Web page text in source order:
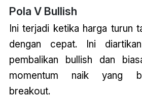
Pola V Bullish
Ini terjadi ketika harga turun
dengan cepat. Ini
pembalikan bullish dan
momentum naik yang
breakout.